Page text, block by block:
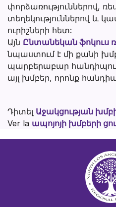
փորձառություններով,
տեղեկություններով և
ուրիշների հետ:
Այն Ընտանեկան ֆոկուս
նպաստում է մի քանի
պարբերաբար
այլ խմբեր, որոնք
Դիտել Աջակցության
Ver la ապոյոյի խմբերի